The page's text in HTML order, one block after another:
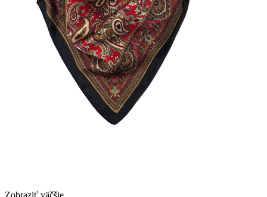
Zobraziť väčšie